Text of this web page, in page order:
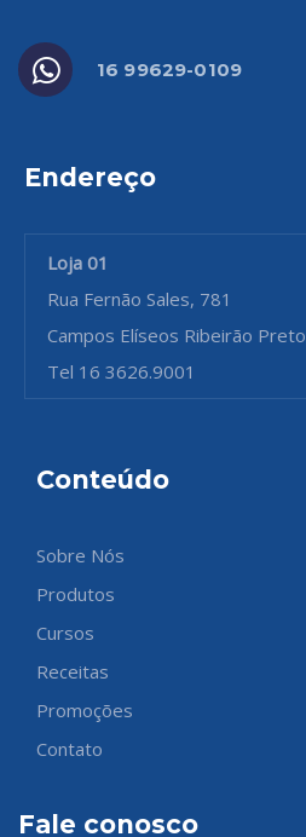
16 99629-0109
Endereço
Loja 01
Rua Fernão Sales, 781
Campos Elíseos Ribeirão Preto
Tel 16 3626.9001
Conteúdo
Sobre Nós
Produtos
Cursos
Receitas
Promoções
Contato
Fale conosco